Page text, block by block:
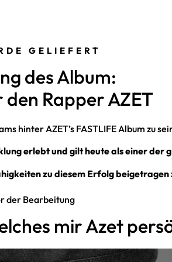
GELIEFERT
des Album:
den Rapper AZET
hinter AZET’s FASTLIFE Album zu
erlebt und gilt heute als einer der
zu diesem Erfolg beigetragen
der Bearbeitung
mir Azet